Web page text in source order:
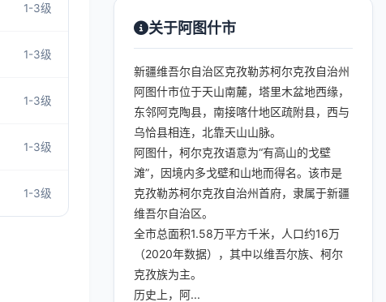
1-3级
1-3级
1-3级
1-3级
1-3级
关于阿图什市
新疆维吾尔自治区克孜勒苏柯尔克孜自治州
阿图什市位于天山南麓，塔里木盆地西缘，
东邻阿克陶县，南接喀什地区疏附县，西与
乌恰县相连，北靠天山山脉。
阿图什，柯尔克孜语意为“有高山的戈壁
滩”，因境内多戈壁和山地而得名。该市是
克孜勒苏柯尔克孜自治州首府，隶属于新疆
维吾尔自治区。
全市总面积1.58万平方千米，人口约16万
（2020年数据），其中以维吾尔族、柯尔
克孜族为主。
历史上，阿...